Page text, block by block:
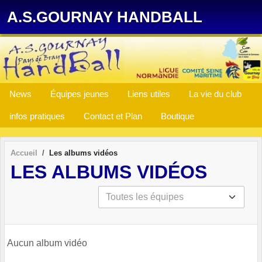
A.S.GOURNAY HANDBALL
News Équipes jeunes Liens utiles La vie du club
infos pratiques Contact et Plan Boutique
Accueil Les albums vidéos
LES ALBUMS VIDÉOS
Aucun album vidéo